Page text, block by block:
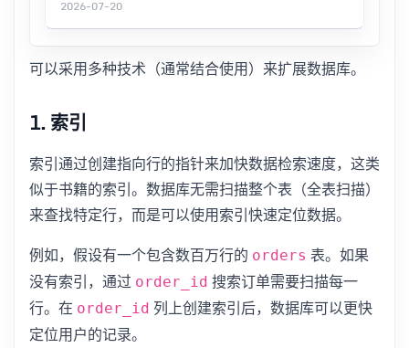
2026-07-20
可以采用多种技术（通常结合使用）来扩展数据库。
1. 索引
索引通过创建指向行的指针来加快数据检索速度，这类
似于书籍的索引。数据库无需扫描整个表（全表扫描）
来查找特定行，而是可以使用索引快速定位数据。
例如，假设有一个包含数百万行的 orders 表。如果
没有索引，通过 order_id 搜索订单需要扫描每一
行。在 order_id 列上创建索引后，数据库可以更快
定位用户的记录。